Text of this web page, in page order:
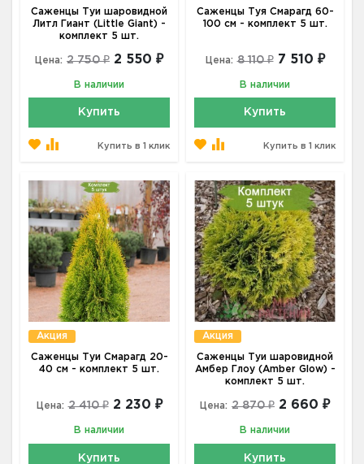
Саженцы Туи шаровидной
Литл Гиант (Little Giant) -
комплект 5 шт.
Цена: 2 750 ₽ 2 550 ₽
В наличии
Купить
Купить в 1 клик
Саженцы Туя Смарагд 60-
100 см - комплект 5 шт.
Цена: 8 110 ₽ 7 510 ₽
В наличии
Купить
Купить в 1 клик
Акция
Саженцы Туи Смарагд 20-
40 см - комплект 5 шт.
Цена: 2 410 ₽ 2 230 ₽
В наличии
Купить
Акция
Саженцы Туи шаровидной
Амбер Глоу (Amber Glow) -
комплект 5 шт.
Цена: 2 870 ₽ 2 660 ₽
В наличии
Купить